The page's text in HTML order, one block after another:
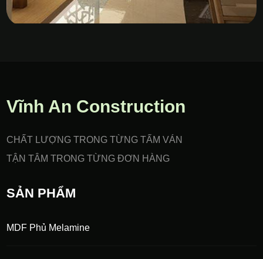
Vĩnh An Construction
CHẤT LƯỢNG TRONG TỪNG TẤM VÁN
TẬN TÂM TRONG TỪNG ĐƠN HÀNG
SẢN PHẨM
MDF Phủ Melamine